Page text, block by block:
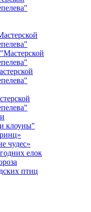
клоуны"
чудес»
елок
птиц